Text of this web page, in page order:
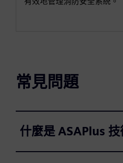
常見問題
什麼是 ASAPlus